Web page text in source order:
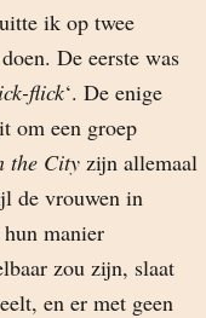
ik op twee
De eerste was
flick‘. De enige
om een groep
the City zijn allemaal
de vrouwen in
manier
zou zijn, slaat
en er met geen